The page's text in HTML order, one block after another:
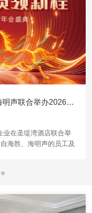
聚力同行 质领新程——海胜与海明声联合举办2026年年会盛典
业在圣堤湾酒店联合举
海胜、海明声的员工及